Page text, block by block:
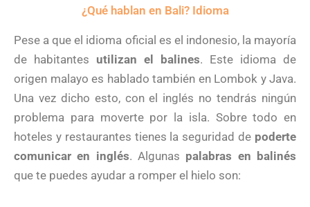
¿Qué hablan en Bali? Idioma
Pese a que el idioma oficial es el indonesio, la mayoría
de habitantes utilizan el balines. Este idioma de
origen malayo es hablado también en Lombok y Java.
Una vez dicho esto, con el inglés no tendrás ningún
problema para moverte por la isla. Sobre todo en
hoteles y restaurantes tienes la seguridad de poderte
comunicar en inglés. Algunas palabras en balinés
que te puedes ayudar a romper el hielo son: